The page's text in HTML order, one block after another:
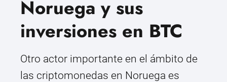
Noruega y sus
inversiones en BTC
Otro actor importante en el ámbito de
las criptomonedas en Noruega es